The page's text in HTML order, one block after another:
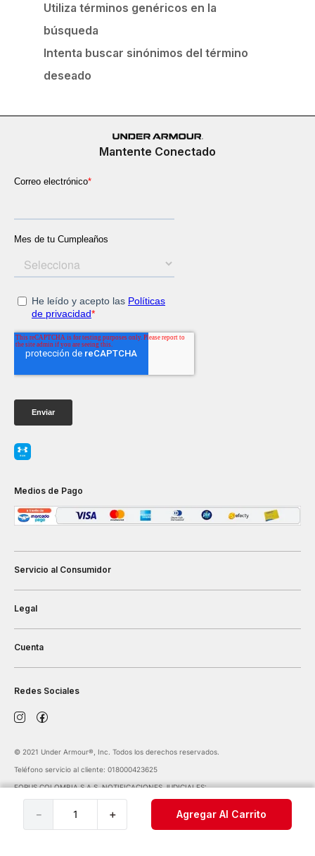
＋
－ Agregar Al Carrito
Utiliza términos genéricos en la
búsqueda
Intenta buscar sinónimos del término
deseado
Mantente Conectado
Medios de Pago
Servicio al Consumidor
Legal
Cuenta
Redes Sociales
©️ 2021 Under Armour®️, Inc. Todos los derechos reservados.
Teléfono servicio al cliente: 018000423625
FORUS COLOMBIA S.A.S. NOTIFICACIONES JUDICIALES:
notificaciones@forus.com.co
| Av. Carrera 45 Nº 108-27 BOGOTÁ COLOMBIA